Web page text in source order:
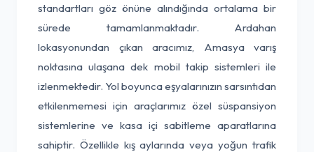
standartları göz önüne alındığında ortalama bir
sürede tamamlanmaktadır. Ardahan
lokasyonundan çıkan aracımız, Amasya varış
noktasına ulaşana dek mobil takip sistemleri ile
izlenmektedir. Yol boyunca eşyalarınızın sarsıntıdan
etkilenmemesi için araçlarımız özel süspansiyon
sistemlerine ve kasa içi sabitleme aparatlarına
sahiptir. Özellikle kış aylarında veya yoğun trafik